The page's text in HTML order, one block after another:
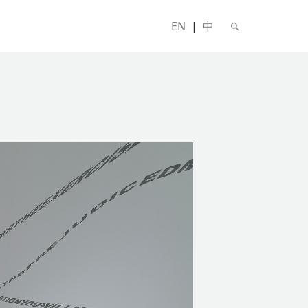
EN | 中